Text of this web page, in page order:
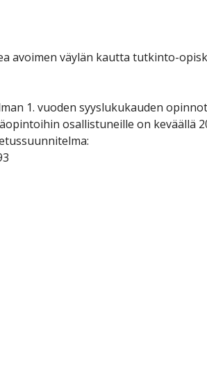
avoimen väylän kautta tutkinto-
1. vuoden syyslukukauden
osallistuneille on keväällä